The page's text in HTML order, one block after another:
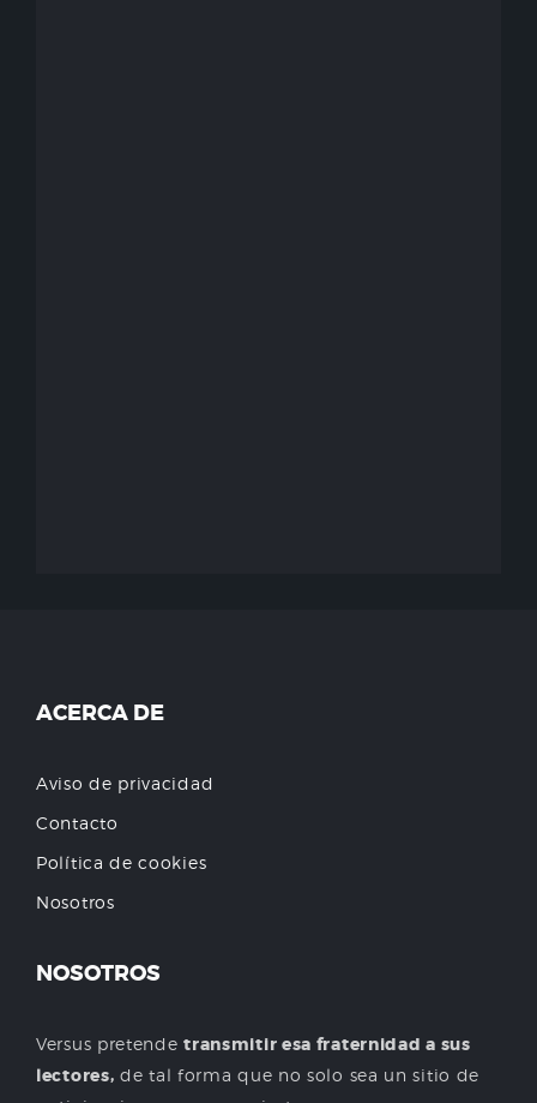
ACERCA DE
Aviso de privacidad
Contacto
Política de cookies
Nosotros
NOSOTROS
Versus pretendetransmitir esa fraternidad a sus
lectores, de tal forma que no solo sea un sitio de